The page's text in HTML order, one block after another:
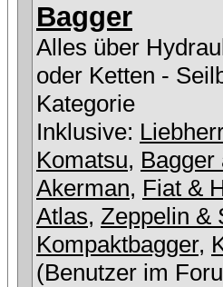
Bagger
Alles über
oder Ketten -
Kategorie
Inklusive: Liebherr
Komatsu, Bagger
Akerman, Fiat &
Atlas, Zeppelin &
Kompaktbagger,
(Benutzer im